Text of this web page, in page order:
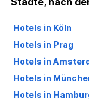
Hotels in Köln
Hotels in Prag
Hotels in
Hotels in
Hotels in